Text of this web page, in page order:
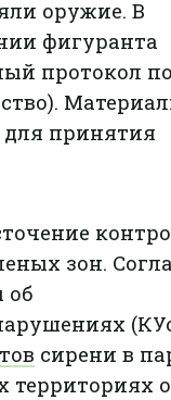
оружие. В
фигуранта
протокол
для принятия
зон.
об
сирени в
территориях